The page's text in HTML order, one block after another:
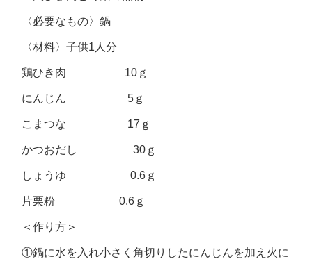
〈必要なもの〉鍋
〈材料〉子供1人分
鶏ひき肉 10ｇ
にんじん 5ｇ
こまつな 17ｇ
かつおだし 30ｇ
しょうゆ 0.6ｇ
片栗粉 0.6ｇ
＜作り方＞
①鍋に水を入れ小さく角切りしたにんじんを加え火に